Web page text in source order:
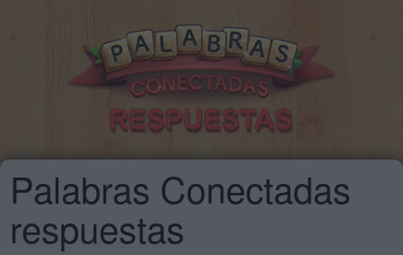
Palabras Conectadas
respuestas